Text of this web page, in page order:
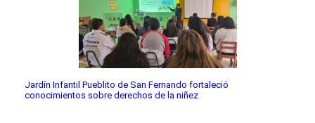
Jardín Infantil Pueblito de San Fernando fortaleció
conocimientos sobre derechos de la niñez